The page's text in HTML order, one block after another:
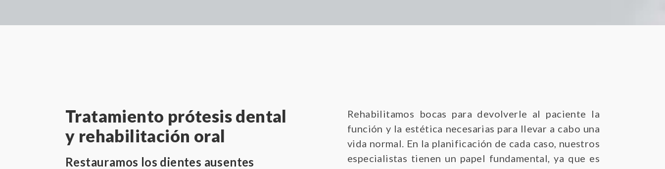
Tratamiento prótesis dental
y rehabilitación oral
Restauramos los dientes ausentes
Rehabilitamos bocas para devolverle al paciente la
función y la estética necesarias para llevar a cabo una
vida normal. En la planificación de cada caso, nuestros
especialistas tienen un papel fundamental, ya que es